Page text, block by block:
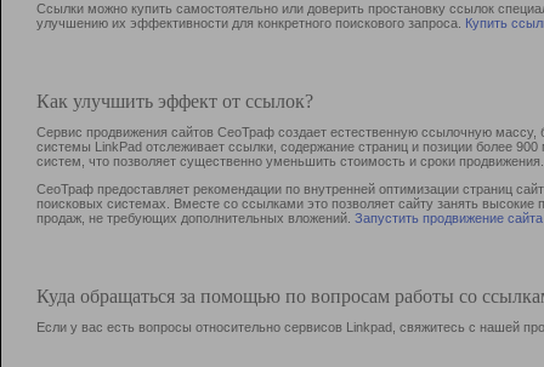
Ссылки можно купить самостоятельно или доверить простановку ссылок
улучшению их эффективности для конкретного поискового запроса. Купить
Как улучшить эффект от ссылок?
Сервис продвижения сайтов СеоТраф создает естественную ссылочную
системы LinkPad отслеживает ссылки, содержание страниц и позиции более
систем, что позволяет существенно уменьшить стоимость и сроки продвижения.
СеоТраф предоставляет рекомендации по внутренней оптимизации страниц
поисковых системах. Вместе со ссылками это позволяет сайту занять
продаж, не требующих дополнительных вложений. Запустить продвижение сайта
Куда обращаться за помощью по вопросам работы со
Если у вас есть вопросы относительно сервисов Linkpad, свяжитесь с нашей